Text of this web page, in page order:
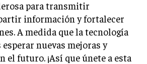
para transmitir
información y fortalecer
A medida que la tecnología
esperar nuevas mejoras y
el futuro. ¡Así que únete a esta